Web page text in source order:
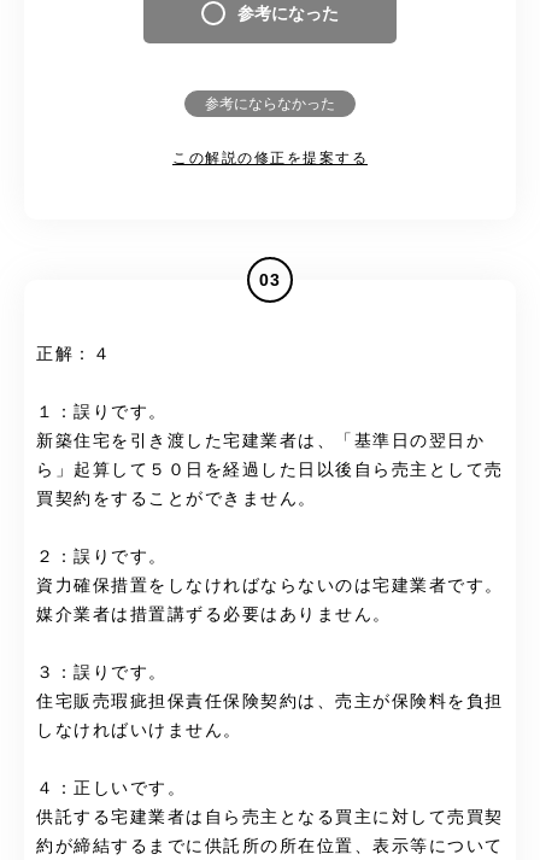
参考になった
参考にならなかった
この解説の修正を提案する
03
正解：４
１：誤りです。
新築住宅を引き渡した宅建業者は、「基準日の翌日か
ら」起算して５０日を経過した日以後自ら売主として売
買契約をすることができません。
２：誤りです。
資力確保措置をしなければならないのは宅建業者です。
媒介業者は措置講ずる必要はありません。
３：誤りです。
住宅販売瑕疵担保責任保険契約は、売主が保険料を負担
しなければいけません。
４：正しいです。
供託する宅建業者は自ら売主となる買主に対して売買契
約が締結するまでに供託所の所在位置、表示等について